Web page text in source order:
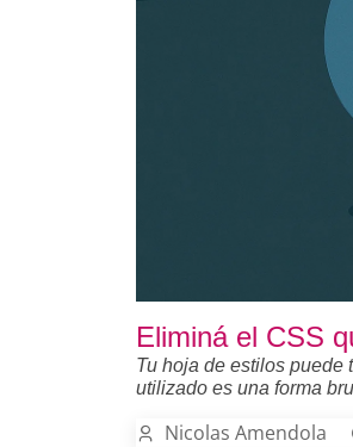
Eliminá el CSS
Tu hoja de estilos puede
utilizado es una forma
Nicolas Amendola